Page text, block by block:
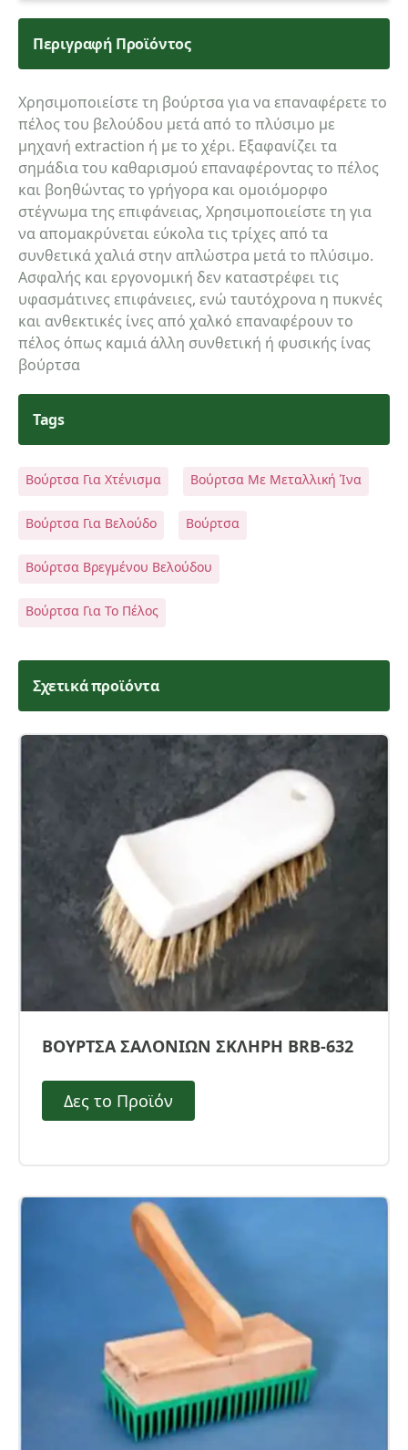
Περιγραφή Προϊόντος
Χρησιμοποιείστε τη βούρτσα για να επαναφέρετε το
πέλος του βελούδου μετά από το πλύσιμο με
μηχανή extraction ή με το χέρι. Εξαφανίζει τα
σημάδια του καθαρισμού επαναφέροντας το πέλος
και βοηθώντας το γρήγορα και ομοιόμορφο
στέγνωμα της επιφάνειας, Χρησιμοποιείστε τη για
να απομακρύνεται εύκολα τις τρίχες από τα
συνθετικά χαλιά στην απλώστρα μετά το πλύσιμο.
Ασφαλής και εργονομική δεν καταστρέφει τις
υφασμάτινες επιφάνειες, ενώ ταυτόχρονα η πυκνές
και ανθεκτικές ίνες από χαλκό επαναφέρουν το
πέλος όπως καμιά άλλη συνθετική ή φυσικής ίνας
βούρτσα
Tags
Βούρτσα Για Χτένισμα Βούρτσα Με Μεταλλική Ίνα
Βούρτσα Για Βελούδο Βούρτσα
Βούρτσα Βρεγμένου Βελούδου
Βούρτσα Για Το Πέλος
Σχετικά προϊόντα
ΒΟΥΡΤΣΑ ΣΑΛΟΝΙΩΝ ΣΚΛΗΡΗ BRB-632
Δες το Προϊόν